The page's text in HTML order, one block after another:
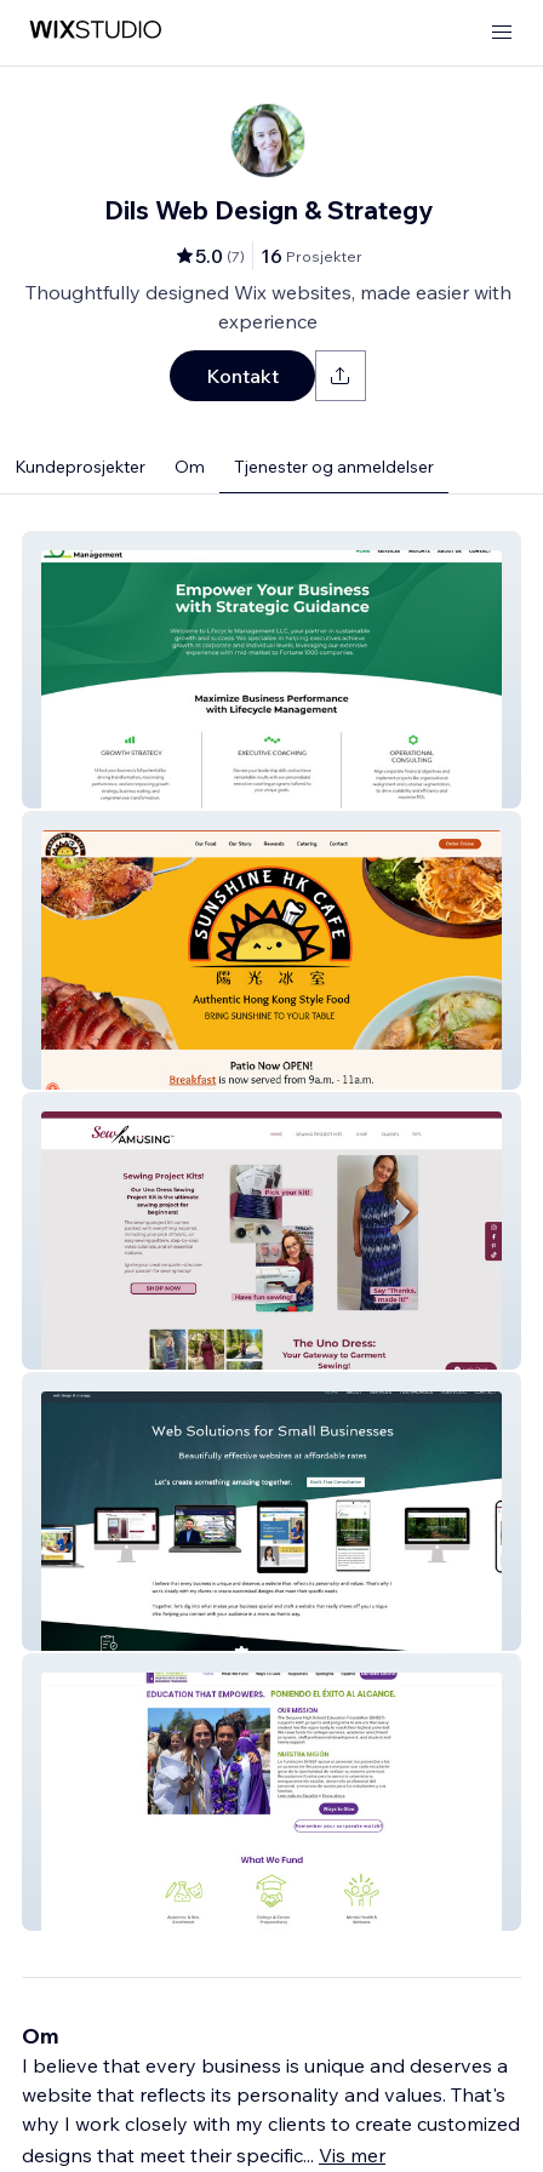
Dils Web Design & Strategy
5.0 (7) 16 Prosjekter
Thoughtfully designed Wix websites, made easier with
experience
Kontakt
Kundeprosjekter Om Tjenester og anmeldelser
Lifecycle Management
Sunshine HK Cafe
Sew Amusing
Dils Web
Om
I believe that every business is unique and deserves a
website that reflects its personality and values. That's
why I work closely with my clients to create customized
designs that meet their specific... Vis mer